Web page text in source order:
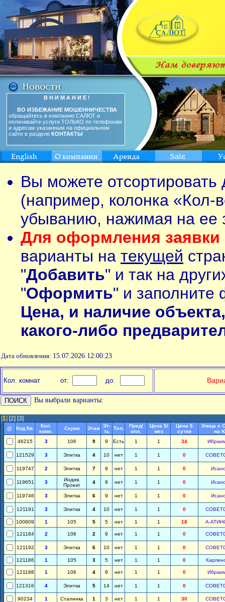
В Н И М А Н И Е !
ВО ИЗБЕЖАНИЕ МОШЕННИЧЕСТВА
обращайтесь в компанию САЛЮТ и
оплачивайте услуги ТОЛЬКО по телефонам
и адресам указанным на официальном
сайте в разделе КОНТАКТЫ
Вы можете
(например, колонка «Кол-
убыванию, нажимая на ее
Для оформления заявки
варианты на текущей
"Добавить" и так на
"Оформить" и заполните
Цена, и наличие
какого-либо
Дата обновления: 15.07.2026 12:00:23
Кол. комнат от: до:
Вы выбрали варианты:
[1] [2] [3]
@ Код Кв.
Кол.
комн.
Серия Этаж Эт-
ть
Тел.
Пред/
опл.
Цена $/
мес
Цена $
сутки
Улица с
на
46215
3 106 9 9 Есть 1 1 34
121529 3 Элитка 4 10 нет 1 1 0
119747 2 Элитка 7 9 нет 1 1 0
119651 3
Индив.
Проект
4 9 нет 1 1 0
119746 3 Элитка 6 9 нет 1 1 0
121191 3 Элитка 4 10 нет 1 1 0
100809 1 105 5 5 нет 1 1 18 А-
121184 2 106 2 9 нет 1 1 0
121192 3 Элитка 6 10 нет 1 1 0
121186 1 105 3 5 нет 1 1 0
121188 1 106 4 9 нет 1 1 0
121316 4 Элитка 5 14 нет 1 1 0
90234 1 Сталинка 1 3 нет 1 1 30